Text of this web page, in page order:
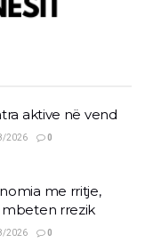
aktive në vend
2026 0
me rritje,
rrezik
2026 0